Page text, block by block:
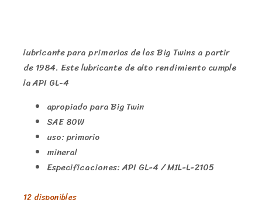
lubricante para primarias de las Big Twins a partir
de 1984. Este lubricante de alto rendimiento cumple
la API GL-4
apropiado para Big Twin
SAE 80W
uso: primario
mineral
Especificaciones: API GL-4 / MIL-L-2105